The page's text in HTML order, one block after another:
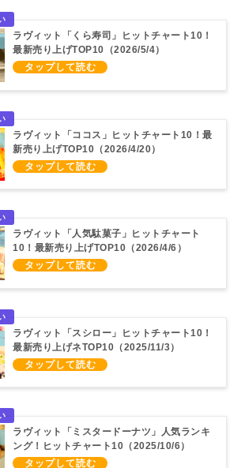
ラヴィット「くら寿司」ヒットチャート10！
最新売り上げTOP10（2026/5/4）
ラヴィット「ココス」ヒットチャート10！最
新売り上げTOP10（2026/4/20）
ラヴィット「人気駄菓子」ヒットチャート
10！最新売り上げTOP10（2026/4/6）
ラヴィット「スシロー」ヒットチャート10！
最新売り上げネTOP10（2025/11/3）
ラヴィット「ミスタードーナツ」人気ランキ
ング！ヒットチャート10（2025/10/6）